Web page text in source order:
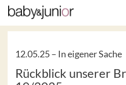
12.05.25 – In eigener Sache
Rückblick unserer